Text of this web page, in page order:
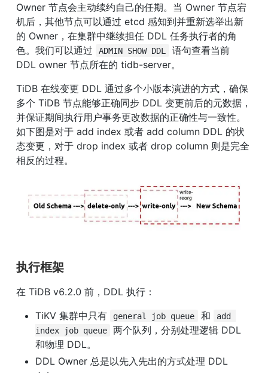
Owner 节点会主动续约自己的任期。当 Owner 节点宕
机后，其他节点可以通过 etcd 感知到并重新选举出新
的 Owner，在集群中继续担任 DDL 任务执行者的角
色。我们可以通过
ADMIN SHOW DDL
语句查看当前
DDL owner 节点所在的 tidb-server。
TiDB 在线变更 DDL 通过多个小版本演进的方式，确保
多个 TiDB 节点能够正确同步 DDL 变更前后的元数据，
并保证期间执行用户事务更改数据的正确性与一致性。
如下图是对于 add index 或者 add column DDL 的状
态变更，对于 drop index 或者 drop column 则是完全
相反的过程。
执行框架
在 TiDB v6.2.0 前，DDL 执行：
TiKV 集群中只有
general job queue 和
add
index job queue
两个队列，分别处理逻辑 DDL
和物理 DDL。
DDL Owner 总是以先入先出的方式处理 DDL